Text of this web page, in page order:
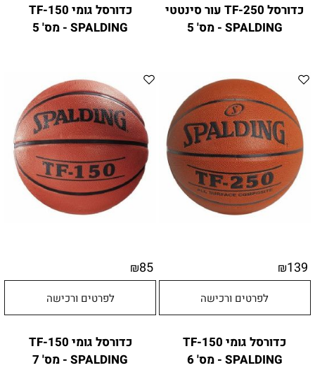
כדורסל TF-250 עור סינטטי
SPALDING - מס' 5
₪139
לפרטים ורכישה
כדורסל גומי TF-150
SPALDING - מס' 5
₪85
לפרטים ורכישה
כדורסל גומי TF-150
SPALDING - מס' 6
כדורסל גומי TF-150
SPALDING - מס' 7